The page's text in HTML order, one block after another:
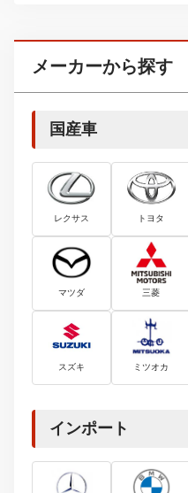
メーカーから探す
国産車
レクサス トヨタ
マツダ 三菱
スズキ ミツオカ
インポート